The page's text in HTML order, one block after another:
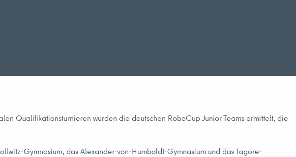
Qualifikationsturnieren wurden die deutschen RoboCup Junior Teams ermittelt, die
Gymnasium, das Alexander-von-Humboldt-Gymnasium und das Tagore-